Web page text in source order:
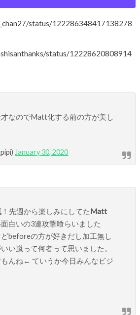
status/122286348417138278
status/12228620808914
なのでMatt化する前の方が美し
January 30, 2020
！先週から楽しみにしてた Matt
白いの3連攻撃喰らいました
beforeの方が好きだし加工無し
い嵐って何者って思いました。
もんね← ていうか今日みんなビジ